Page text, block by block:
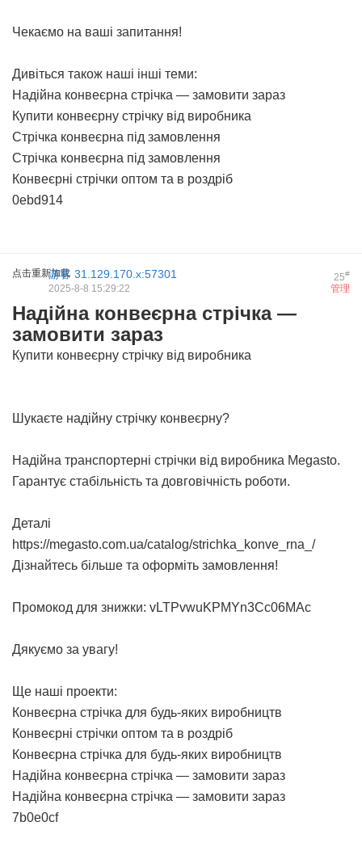
Чекаємо на ваші запитання!
Дивіться також наші інші теми:
Надійна конвеєрна стрічка — замовити зараз
Купити конвеєрну стрічку від виробника
Стрічка конвеєрна під замовлення
Стрічка конвеєрна під замовлення
Конвеєрні стрічки оптом та в роздріб
0ebd914
点击重新加载 25#
游客 31.129.170.x:57301
管理
2025-8-8 15:29:22
Надійна конвеєрна стрічка —
замовити зараз
Купити конвеєрну стрічку від виробника
Шукаєте надійну стрічку конвеєрну?
Надійна транспортерні стрічки від виробника Megasto.
Гарантує стабільність та довговічність роботи.
Деталі
https://megasto.com.ua/catalog/strichka_konve_rna_/
Дізнайтесь більше та оформіть замовлення!
Промокод для знижки: vLTPvwuKPMYn3Cc06MAc
Дякуємо за увагу!
Ще наші проекти:
Конвеєрна стрічка для будь-яких виробництв
Конвеєрні стрічки оптом та в роздріб
Конвеєрна стрічка для будь-яких виробництв
Надійна конвеєрна стрічка — замовити зараз
Надійна конвеєрна стрічка — замовити зараз
7b0e0cf